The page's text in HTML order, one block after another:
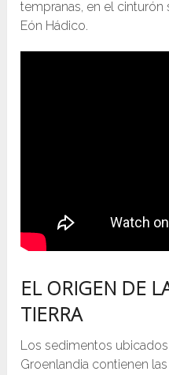
tempranas, en el cinturón
Eón Hádico.
EL ORIGEN DE
TIERRA
Los sedimentos
Groenlandia contienen